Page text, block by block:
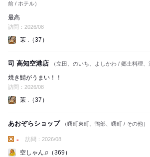
前 / ホテル）
最高
訪問：2026/08
茉 .（37）
司 高知空港店 （立田、のいち、よしかわ / 郷土料理、
焼き鯖がうまい！！
訪問：2026/08
茉 .（37）
あおぞらショップ （曙町東町、鴨部、曙町 / その他）
- 訪問：2026/08
空しゃん♫（369）